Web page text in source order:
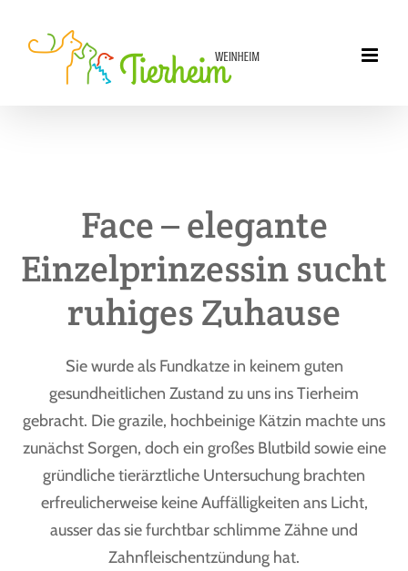
Inhalt
Face – elegante
Einzelprinzessin sucht
ruhiges Zuhause
Sie wurde als Fundkatze in keinem guten
gesundheitlichen Zustand zu uns ins Tierheim
gebracht. Die grazile, hochbeinige Kätzin machte uns
zunächst Sorgen, doch ein großes Blutbild sowie eine
gründliche tierärztliche Untersuchung brachten
erfreulicherweise keine Auffälligkeiten ans Licht,
ausser das sie furchtbar schlimme Zähne und
Zahnfleischentzündung hat.